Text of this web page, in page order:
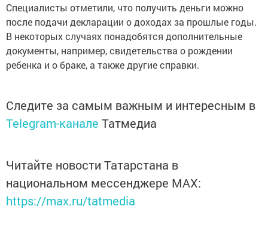
Специалисты отметили, что получить деньги можно
после подачи декларации о доходах за прошлые годы.
В некоторых случаях понадобятся дополнительные
документы, например, свидетельства о рождении
ребенка и о браке, а также другие справки.
Следите за самым важным и интересным в
Telegram-канале Татмедиа
Читайте новости Татарстана в
национальном мессенджере MАХ:
https://max.ru/tatmedia